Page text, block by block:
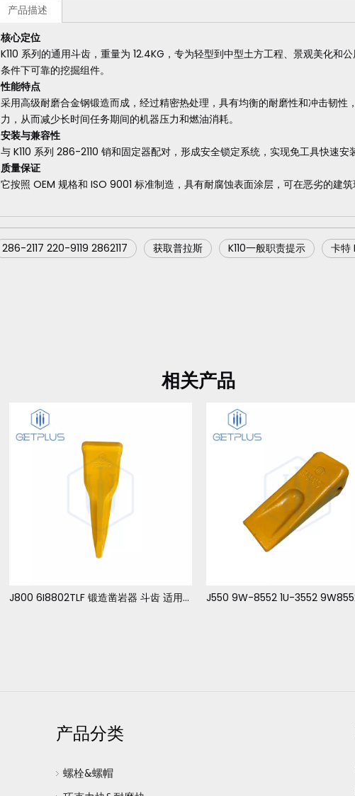
产品描述
核心定位
K110 系列的通用斗齿，重量为 12.4KG，专为轻型到中型土方工程、景观美化和
条件下可靠的挖掘组件。
性能特点
采用高级耐磨合金钢锻造而成，经过精密热处理，具有均衡的耐磨性和冲击韧
力，从而减少长时间任务期间的机器压力和燃油消耗。
安装与兼容性
与 K110 系列 286-2110 销和固定器配对，形成安全锁定系统，实现免工具快速安
质量保证
它按照 OEM 规格和 ISO 9001 标准制造，具有耐腐蚀表面涂层，可在恶劣的建
286-2117 220-9119 2862117 获取普拉斯 K110一般职责提示 卡特
相关产品
J800 6I8802TLF 锻造凿岩器 斗齿 适用于 卡特 390 J550 9W-8552 1U-3552 9W8552 标准 斗齿 适用于 卡特 345-349
产品分类
螺栓&螺帽